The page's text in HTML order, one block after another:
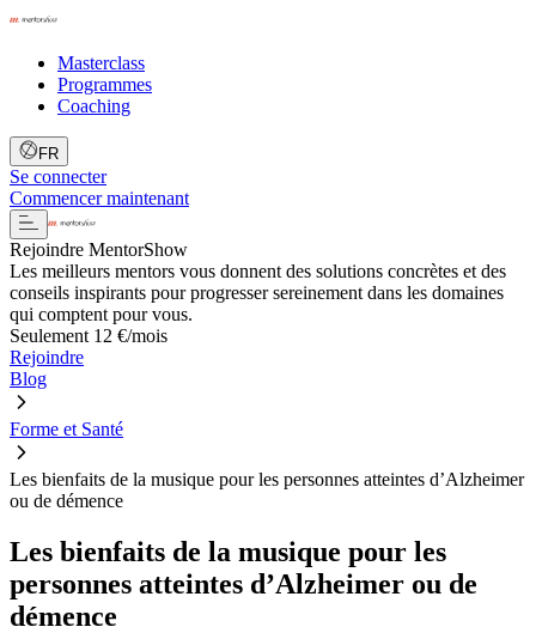
Masterclass
Programmes
Coaching
FR
Se connecter
Commencer maintenant
Rejoindre MentorShow
Les meilleurs mentors vous donnent des solutions concrètes et des
conseils inspirants pour progresser sereinement dans les domaines
qui comptent pour vous.
Seulement 12 €/mois
Rejoindre
Blog
Forme et Santé
Les bienfaits de la musique pour les personnes atteintes d’Alzheimer
ou de démence
Les bienfaits de la musique pour les
personnes atteintes d’Alzheimer ou de
démence